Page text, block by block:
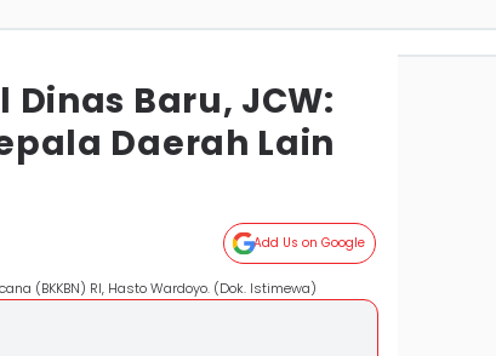
Baru, JCW:
Daerah Lain
Add Us on Google
(BKKBN) RI, Hasto Wardoyo. (Dok. Istimewa)